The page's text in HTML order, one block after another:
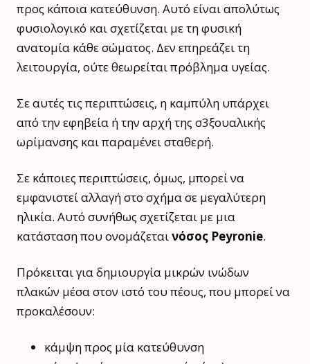
προς κάποια κατεύθυνση. Αυτό είναι απολύτως
φυσιολογικό και σχετίζεται με τη φυσική
ανατομία κάθε σώματος. Δεν επηρεάζει τη
λειτουργία, ούτε θεωρείται πρόβλημα υγείας.
Σε αυτές τις περιπτώσεις, η καμπύλη υπάρχει
από την εφηβεία ή την αρχή της σ3ξουαλικής
ωρίμανσης και παραμένει σταθερή.
Σε κάποιες περιπτώσεις, όμως, μπορεί να
εμφανιστεί αλλαγή στο σχήμα σε μεγαλύτερη
ηλικία. Αυτό συνήθως σχετίζεται με μια
κατάσταση που ονομάζεταινόσος Peyronie.
Πρόκειται για δημιουργία μικρών ινώδων
πλακών μέσα στον ιστό του πέους, που μπορεί να
προκαλέσουν:
κάμψη προς μία κατεύθυνση